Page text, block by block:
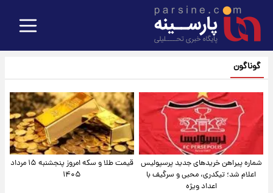
گوناگون
شماره پیراهن خریدهای جدید پرسپولیس
اعلام شد؛ تیکدری، محبی و سرگیف با
اعداد ویژه
قیمت طلا و سکه امروز پنجشنبه ۱۵ مرداد
۱۴۰۵